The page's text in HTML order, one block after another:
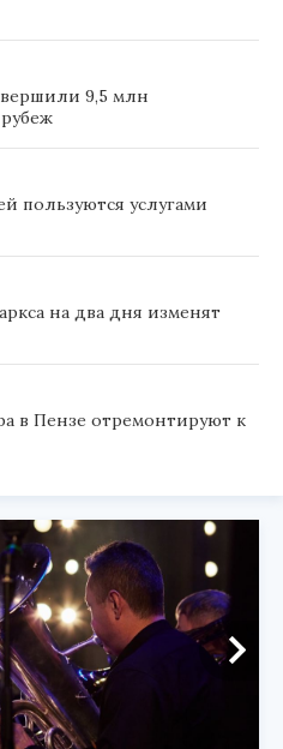
9,5 млн
пользуются услугами
на два дня изменят
в Пензе отремонтируют к